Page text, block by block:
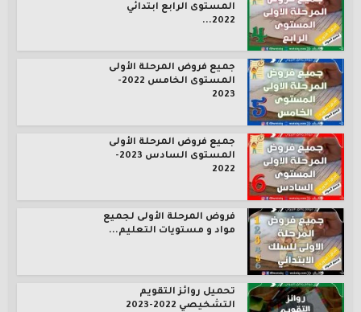
المستوى الرابع ابتدائي
2022...
جميع فروض المرحلة الأولى
المستوى الخامس 2022-
2023
جميع فروض المرحلة الأولى
المستوى السادس 2023-
2022
فروض المرحلة الأولى لجميع
مواد و مستويات التعليم...
تحميل روائز التقويم
التشخيصي 2022-2023